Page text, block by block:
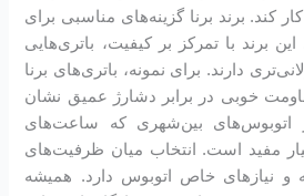
کند. برند برنا گزینه‌های مناسبی برای
برند با تمرکز بر کیفیت، باتری‌هایی
دارند. برای نمونه، باتری‌های برنا
خوبی در برابر دشارژ عمیق نشان
اتوبوس‌های بین‌شهری که ساعت‌های
مفید است. انتخاب میان ظرفیت‌های
و نیازهای خاص اتوبوس دارد. همیشه